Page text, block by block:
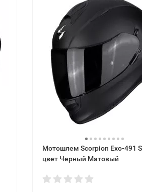
Мотошлем Scorpion Exo-491
цвет Черный Матовый